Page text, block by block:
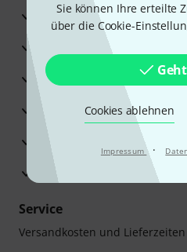
Sie können Ihre erteilte
über die Cookie-
Cookies ablehnen
Impressum ·
3 Jahre Thomann Garantie
30 Tage Money-Back-Garantie
Reparaturservice
Beratung durch Fachexperten
Zufriedenheitsgarantie
Europas größtes
Service
Versandkosten und Lieferzeiten